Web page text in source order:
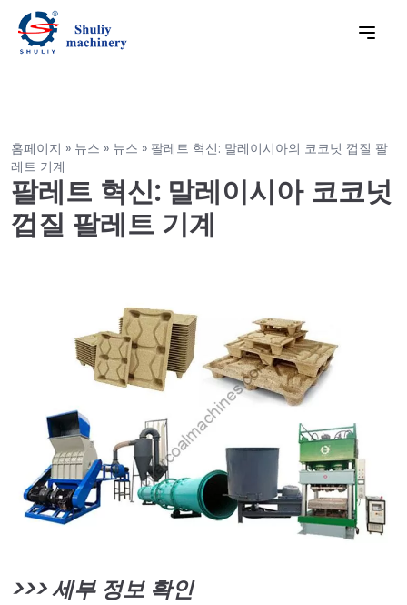
홈페이지 » 뉴스 » 뉴스 » 팔레트 혁신: 말레이시아의 코코넛 껍질 팔
레트 기계
팔레트 혁신: 말레이시아 코코넛
껍질 팔레트 기계
>>>세부 정보 확인